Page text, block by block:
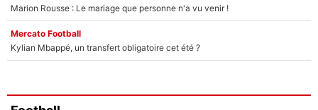
Marion Rousse : Le mariage que personne n'a vu venir !
Mercato Football
Kylian Mbappé, un transfert obligatoire cet été ?